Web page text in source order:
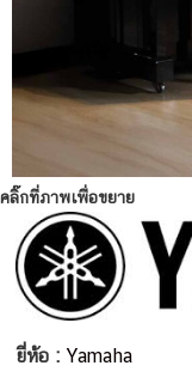
คลิ๊กที่ภาพเพื่อขยาย
ยี่ห้อ : Yamaha